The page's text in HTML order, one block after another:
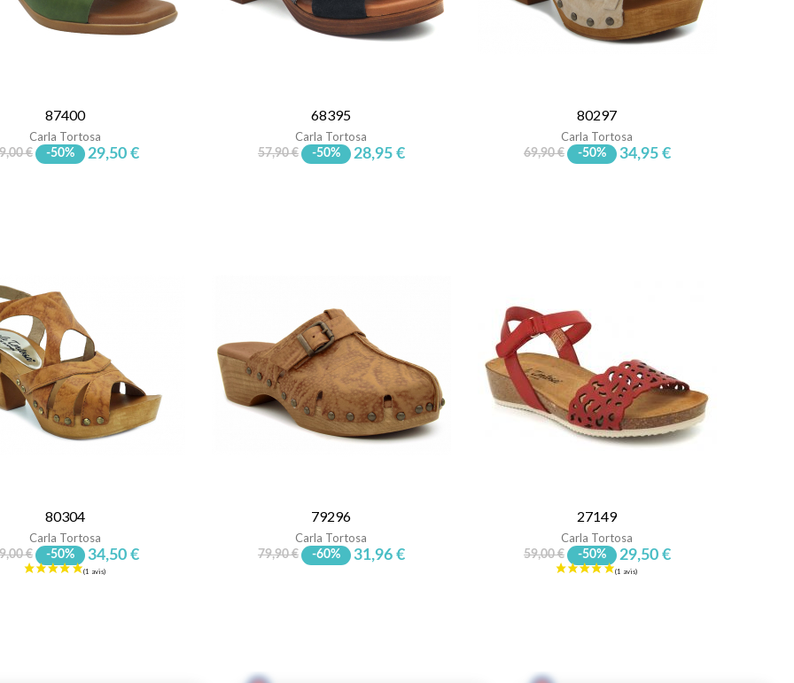
87400
Carla Tortosa
€ -50% 29,50 €
68395
Carla Tortosa
57,90 € -50% 28,95 €
80297
Carla Tortosa
69,90 € -50% 34,95 €
80304
Carla Tortosa
€ -50% 34,50 €
79296
Carla Tortosa
79,90 € -60% 31,96 €
27149
Carla Tortosa
59,00 € -50% 29,50 €